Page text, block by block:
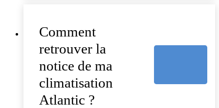
Comment
retrouver la
notice de ma
climatisation
Atlantic ?